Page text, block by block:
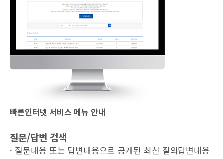
빠른인터넷 서비스 메뉴 안내
질문/답변 검색
· 질문내용 또는 답변내용으로 공개된 최신 질의답변내용